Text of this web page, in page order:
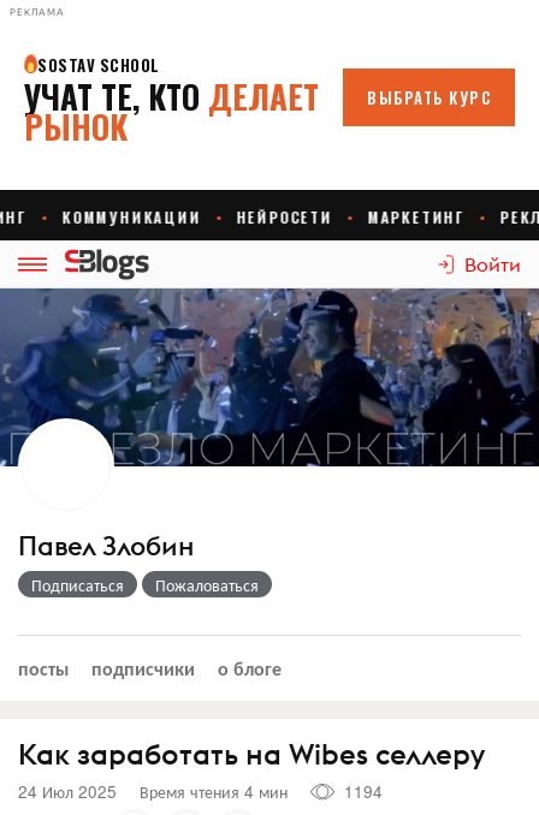
РЕКЛАМА
Войти
Павел Злобин
Подписаться Пожаловаться
посты подписчики о блоге
Как заработать на Wibes селлеру
24 Июл 2025 Время чтения 4 мин
1194